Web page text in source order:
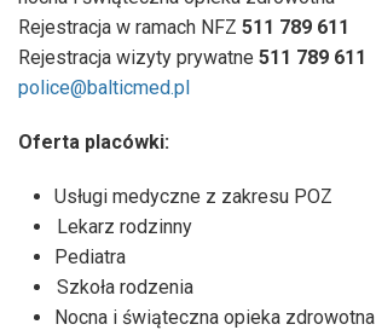
Rejestracja w ramach NFZ 511 789 611
Rejestracja wizyty prywatne 511 789 611
police@balticmed.pl
Oferta placówki:
Usługi medyczne z zakresu POZ
Lekarz rodzinny
Pediatra
Szkoła rodzenia
Nocna i świąteczna opieka zdrowotna